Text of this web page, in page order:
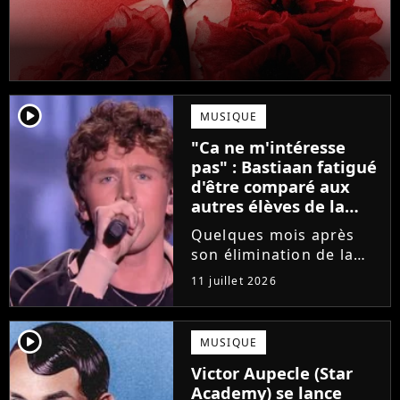
player2 MUSIQUE
"Ca ne m'intéresse
pas" : Bastiaan fatigué
d'être comparé aux
autres élèves de la
Star Academy
Quelques mois après
son élimination de la
Star Academy, Bastiaan
tente de lancer sa
carrière dans la
musique. Et pour ça, le
chanteur a récemment
dévoilé "Château", son
premier single....
11 juillet 2026
player2 MUSIQUE
Victor Aupecle (Star
Academy) se lance